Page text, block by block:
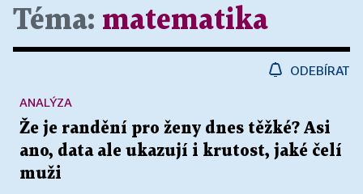
Téma: matematika
ODEBÍRAT
Že je randění pro ženy dnes těžké? Asi
ano, data ale ukazují i krutost, jaké čelí
muži
ANALÝZA